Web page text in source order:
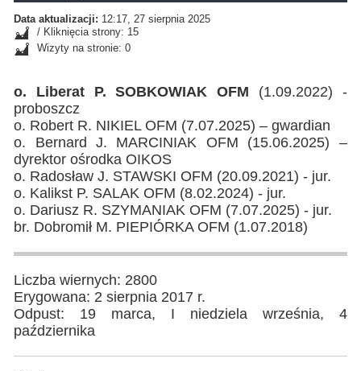
Data aktualizacji: 12:17, 27 sierpnia 2025
/ Kliknięcia strony: 15
Wizyty na stronie: 0
o. Liberat P. SOBKOWIAK OFM (1.09.2022) -
proboszcz
o. Robert R. NIKIEL OFM (7.07.2025) – gwardian
o. Bernard J. MARCINIAK OFM (15.06.2025) –
dyrektor ośrodka OIKOS
o. Radosław J. STAWSKI OFM (20.09.2021) - jur.
o. Kalikst P. SALAK OFM (8.02.2024) - jur.
o. Dariusz R. SZYMANIAK OFM (7.07.2025) - jur.
br. Dobromił M. PIEPIÓRKA OFM (1.07.2018)
Liczba wiernych: 2800
Erygowana: 2 sierpnia 2017 r.
Odpust: 19 marca, I niedziela września, 4
października